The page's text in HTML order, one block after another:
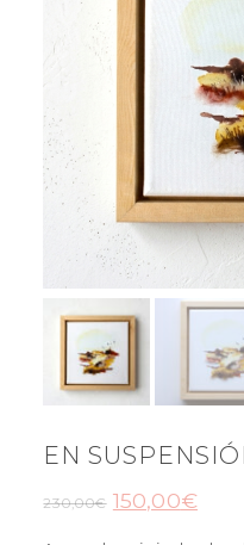
EN
230,00€ 150,00€